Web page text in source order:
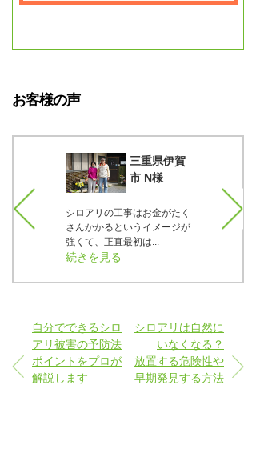
お客様の声
料に
で37年
三重県伊賀
市 N様
シロアリの工事はお金がたく
さんかかるというイメージが
強くて、正直最初は...
続きを見る
正直言
した。
自分でできるシロ
アリ被害の予防法
ポイントをプロが
解説します
シロアリは自然に
いなくなる？
放置する危険性や
早期発見する方法